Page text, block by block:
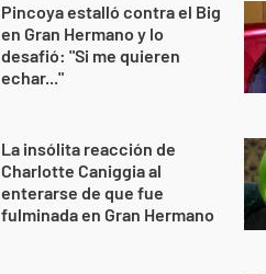
Pincoya estalló contra el Big
en Gran Hermano y lo
desafió: "Si me quieren
echar..."
La insólita reacción de
Charlotte Caniggia al
enterarse de que fue
fulminada en Gran Hermano